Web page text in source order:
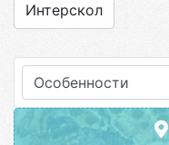
Интерскол
Особенности